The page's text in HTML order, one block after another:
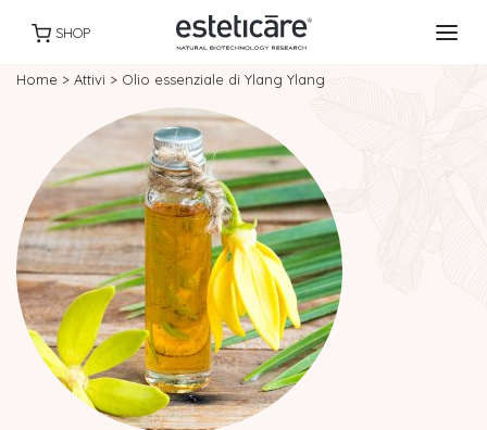
SHOP
Home > Attivi > Olio essenziale di Ylang Ylang